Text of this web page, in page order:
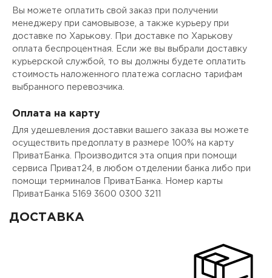
Вы можете оплатить свой заказ при получении
менеджеру при самовывозе, а также курьеру при
доставке по Харькову. При доставке по Харькову
оплата беспроцентная. Если же вы выбрали доставку
курьерской службой, то вы должны будете оплатить
стоимость наложенного платежа согласно тарифам
выбранного перевозчика.
Оплата на карту
Для удешевления доставки вашего заказа вы можете
осуществить предоплату в размере 100% на карту
ПриватБанка. Производится эта опция при помощи
сервиса Приват24, в любом отделении банка либо при
помощи терминалов ПриватБанка. Номер карты
ПриватБанка 5169 3600 0300 3211
ДОСТАВКА